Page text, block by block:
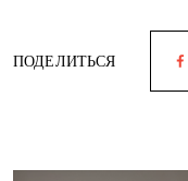
ПОДЕЛИТЬСЯ